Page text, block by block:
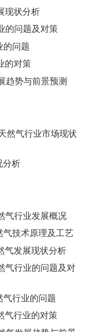
现状分析
的问题及对策
的问题
的对策
趋势与前景预测
然气行业市场现状
分析
气行业发展概况
气技术原理及工艺
气发展现状分析
气行业的问题及对
气行业的问题
气行业的对策